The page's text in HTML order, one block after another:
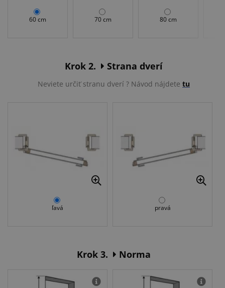
60 cm 70 cm 80 cm
Krok 2. Strana dverí
Neviete určiť stranu dverí ? Návod nájdete tu
ľavá pravá
Krok 3. Norma